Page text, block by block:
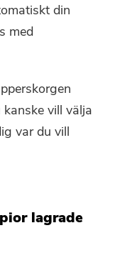
din
med
vill välja
var du vill
lagrade